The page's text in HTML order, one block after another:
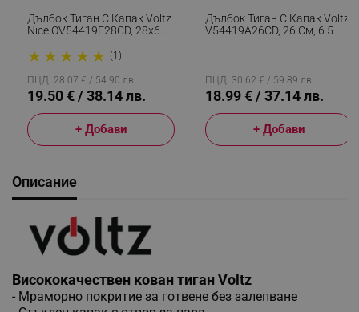
Дълбок Тиган С Капак Voltz
Nice OV54419E28CD, 28x6.8
Индукция, Кремав Меланж
★ ★ ★ ★ ★ (1)
ПЦД: 28.07 € / 54.90 лв.
19.50 € / 38.14 лв.
+ Добави
Дълбок Тиган С Капак Voltz
V54419A26CD, 26 См, 6.5
ПЦД: 30.62 € / 59.89 лв.
18.99 € / 37.14 лв.
+ Добави
Описание
Висококачествен кован тиган Voltz
- Мраморно покритие за готвене без залепване